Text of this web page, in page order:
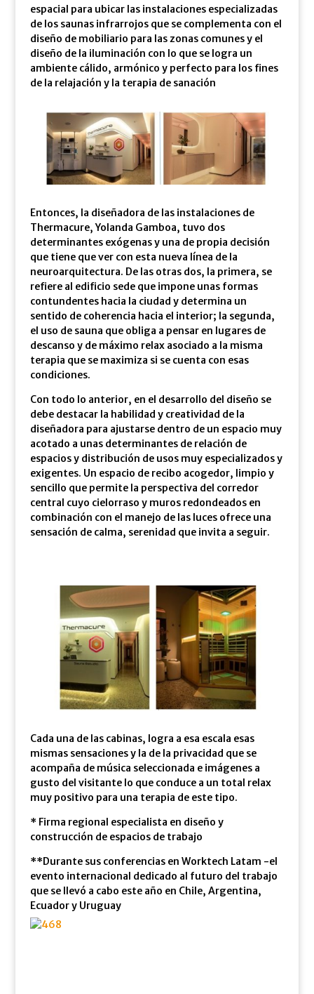
espacial para ubicar las instalaciones especializadas
de los saunas infrarrojos que se complementa con el
diseño de mobiliario para las zonas comunes y el
diseño de la iluminación con lo que se logra un
ambiente cálido, armónico y perfecto para los fines
de la relajación y la terapia de sanación
Entonces, la diseñadora de las instalaciones de
Thermacure, Yolanda Gamboa, tuvo dos
determinantes exógenas y una de propia decisión
que tiene que ver con esta nueva línea de la
neuroarquitectura. De las otras dos, la primera, se
refiere al edificio sede que impone unas formas
contundentes hacia la ciudad y determina un
sentido de coherencia hacia el interior; la segunda,
el uso de sauna que obliga a pensar en lugares de
descanso y de máximo relax asociado a la misma
terapia que se maximiza si se cuenta con esas
condiciones.
Con todo lo anterior, en el desarrollo del diseño se
debe destacar la habilidad y creatividad de la
diseñadora para ajustarse dentro de un espacio muy
acotado a unas determinantes de relación de
espacios y distribución de usos muy especializados y
exigentes. Un espacio de recibo acogedor, limpio y
sencillo que permite la perspectiva del corredor
central cuyo cielorraso y muros redondeados en
combinación con el manejo de las luces ofrece una
sensación de calma, serenidad que invita a seguir.
Cada una de las cabinas, logra a esa escala esas
mismas sensaciones y la de la privacidad que se
acompaña de música seleccionada e imágenes a
gusto del visitante lo que conduce a un total relax
muy positivo para una terapia de este tipo.
* Firma regional especialista en diseño y
construcción de espacios de trabajo
**Durante sus conferencias en Worktech Latam -el
evento internacional dedicado al futuro del trabajo
que se llevó a cabo este año en Chile, Argentina,
Ecuador y Uruguay